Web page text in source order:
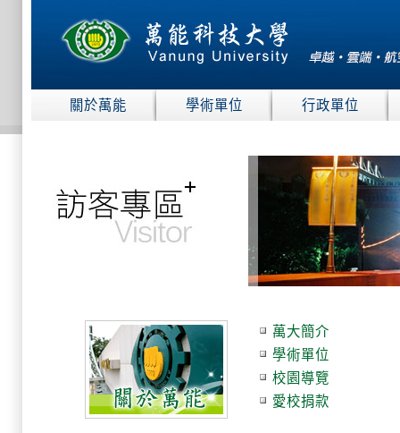
關於萬能 學術單位 行政單位
萬大簡介
學術單位
校園導覽
愛校捐款